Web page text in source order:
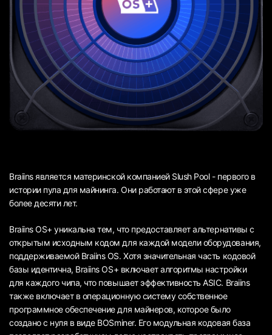
Braiins является материнской компанией Slush Pool - первого в
истории пула для майнинга. Они работают в этой сфере уже
более десяти лет.
Braiins OS+ уникальна тем, что предоставляет альтернативы с
открытым исходным кодом для каждой модели оборудования,
поддерживаемой Braiins OS. Хотя значительная часть кодовой
базы идентична, Braiins OS+ включает алгоритмы настройки
для каждого чипа, что повышает эффективность ASIC. Braiins
также включает в операционную систему собственное
программное обеспечение для майнеров, которое было
создано с нуля в виде BOSminer. Его модульная кодовая база